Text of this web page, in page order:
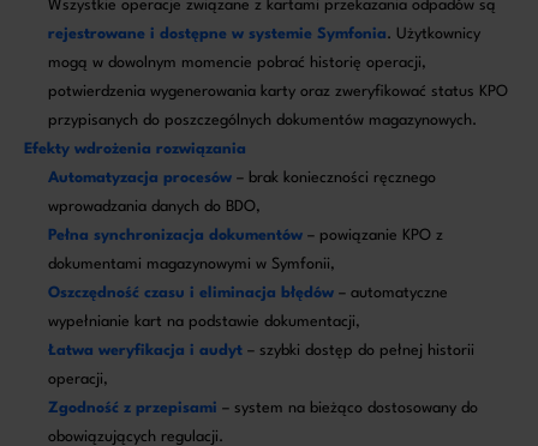
Wszystkie operacje związane z kartami przekazania odpadów są
rejestrowane i dostępne w systemie Symfonia. Użytkownicy
mogą w dowolnym momencie pobrać historię operacji,
potwierdzenia wygenerowania karty oraz zweryfikować status KPO
przypisanych do poszczególnych dokumentów magazynowych.
Efekty wdrożenia rozwiązania
Automatyzacja procesów – brak konieczności ręcznego
wprowadzania danych do BDO,
Pełna synchronizacja dokumentów – powiązanie KPO z
dokumentami magazynowymi w Symfonii,
Oszczędność czasu i eliminacja błędów – automatyczne
wypełnianie kart na podstawie dokumentacji,
Łatwa weryfikacja i audyt – szybki dostęp do pełnej historii
operacji,
Zgodność z przepisami – system na bieżąco dostosowany do
obowiązujących regulacji.